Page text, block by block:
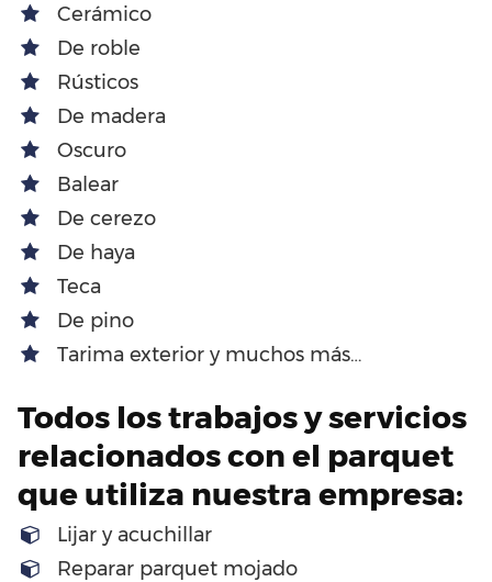
Cerámico
De roble
Rústicos
De madera
Oscuro
Balear
De cerezo
De haya
Teca
De pino
Tarima exterior y muchos más…
Todos los trabajos y servicios
relacionados con el parquet
que utiliza nuestra empresa:
Lijar y acuchillar
Reparar parquet mojado